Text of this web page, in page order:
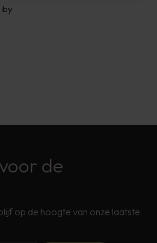
by
de
op de hoogte van onze laatste